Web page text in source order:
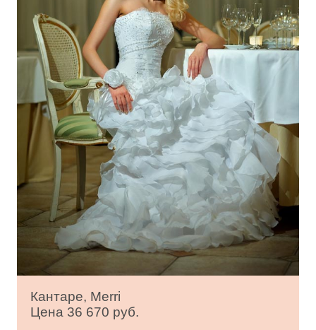
Кантаре, Merri
Цена 36 670 руб.